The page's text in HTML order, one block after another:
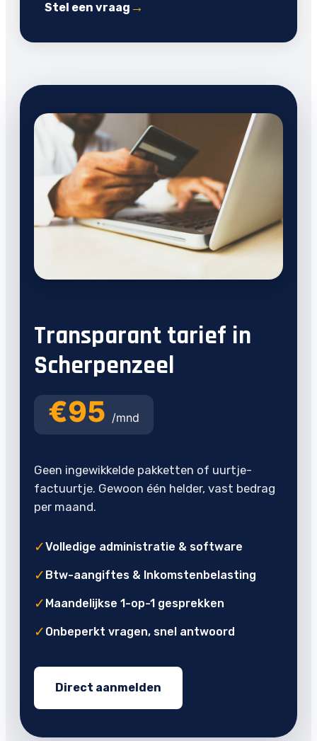
Stel een vraag
Transparant tarief in
Scherpenzeel
€95 /mnd
Geen ingewikkelde pakketten of uurtje-
factuurtje. Gewoon één helder, vast bedrag
per maand.
✓Volledige administratie & software
✓ Btw-aangiftes & Inkomstenbelasting
✓ Maandelijkse 1-op-1 gesprekken
✓ Onbeperkt vragen, snel antwoord
Direct aanmelden